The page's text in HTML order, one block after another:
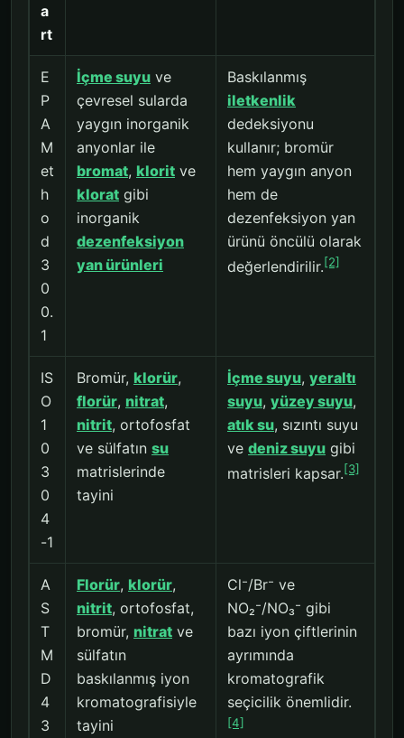
a
rt
E
P
A
M
et
h
o
d
3
0
0.
1
İçme suyu ve
çevresel sularda
yaygın inorganik
anyonlar ile
bromat, klorit ve
klorat gibi
inorganik
dezenfeksiyon
yan ürünleri
Baskılanmış
iletkenlik
dedeksiyonu
kullanır; bromür
hem yaygın anyon
hem de
dezenfeksiyon yan
ürünü öncülü olarak
değerlendirilir.[2]
IS
O
1
0
3
0
4
-1
Bromür, klorür,
florür, nitrat,
nitrit, ortofosfat
ve sülfatın su
matrislerinde
tayini
İçme suyu, yeraltı
suyu, yüzey suyu,
atık su, sızıntı suyu
ve deniz suyu gibi
matrisleri kapsar.[3]
A
S
T
M
D
4
3
Florür, klorür,
nitrit, ortofosfat,
bromür, nitrat ve
sülfatın
baskılanmış iyon
kromatografisiyle
tayini
Cl⁻/Br⁻ ve
NO₂⁻/NO₃⁻ gibi
bazı iyon çiftlerinin
ayrımında
kromatografik
seçicilik önemlidir.
[4]